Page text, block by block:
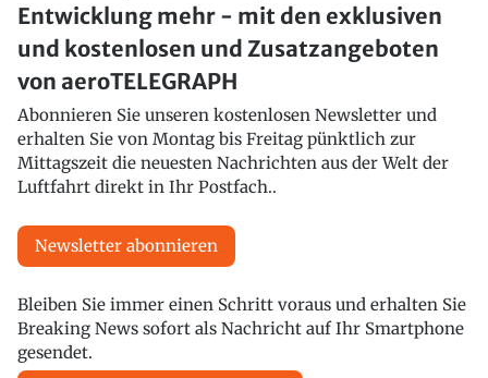
Entwicklung mehr - mit den exklusiven
und kostenlosen und Zusatzangeboten
von aeroTELEGRAPH
Abonnieren Sie unseren kostenlosen Newsletter und
erhalten Sie von Montag bis Freitag pünktlich zur
Mittagszeit die neuesten Nachrichten aus der Welt der
Luftfahrt direkt in Ihr Postfach..
Newsletter abonnieren
Bleiben Sie immer einen Schritt voraus und erhalten Sie
Breaking News sofort als Nachricht auf Ihr Smartphone
gesendet.